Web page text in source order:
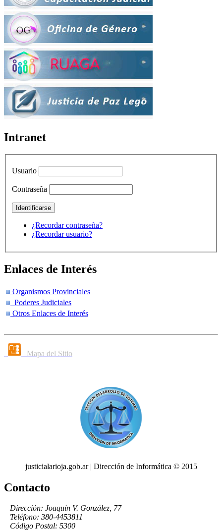
Intranet
Usuario
Contraseña
¿Recordar contraseña?
¿Recordar usuario?
Enlaces de Interés
Organismos Provinciales
Poderes Judiciales
Otros Enlaces de Interés
Mapa del Sitio
justicialarioja.gob.ar | Dirección de Informática © 2015
Contacto
Dirección: Joaquín V. González, 77
Teléfono: 380-4453811
Código Postal: 5300